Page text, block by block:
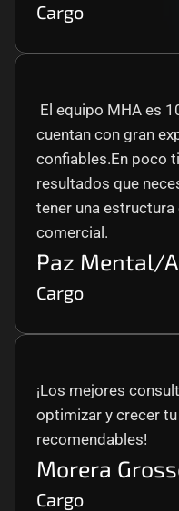
Cargo
cuentan con gran
confiables.En poco
resultados que
tener una
comercial.
Paz Mental/
Cargo
¡Los mejores
optimizar y crecer
recomendables!
Morera
Cargo